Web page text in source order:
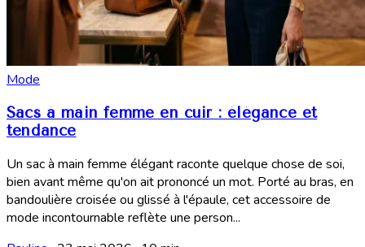
Mode
Sacs à main femme en cuir : élégance et
tendance
Un sac à main femme élégant raconte quelque chose de soi,
bien avant même qu'on ait prononcé un mot. Porté au bras, en
bandoulière croisée ou glissé à l'épaule, cet accessoire de
mode incontournable reflète une person...